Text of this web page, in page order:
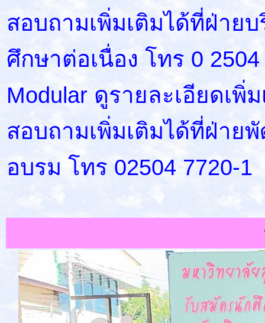
สอบถามเพิ่มเติมได้ที่ฝ่าย
ศึกษาต่อเนื่อง โทร 0
Modular ดูรายละเอียดเพิ่
สอบถามเพิ่มเติมได้ที่ฝ่าย
อบรม โทร 02504 7720-1